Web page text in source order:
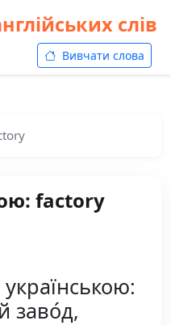
слів
Вивчати слова
factory
заво́д,